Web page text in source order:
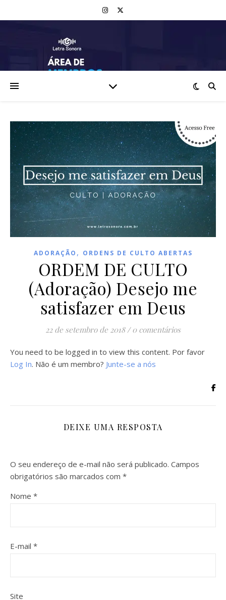
ADORAÇÃO , ORDENS DE CULTO ABERTAS
ORDEM DE CULTO
(Adoração) Desejo me
satisfazer em Deus
22 de setembro de 2018 / 0 comentários
You need to be logged in to view this content. Por favor
Log In. Não é um membro? Junte-se a nós
DEIXE UMA RESPOSTA
O seu endereço de e-mail não será publicado. Campos
obrigatórios são marcados com *
Nome *
E-mail *
Site